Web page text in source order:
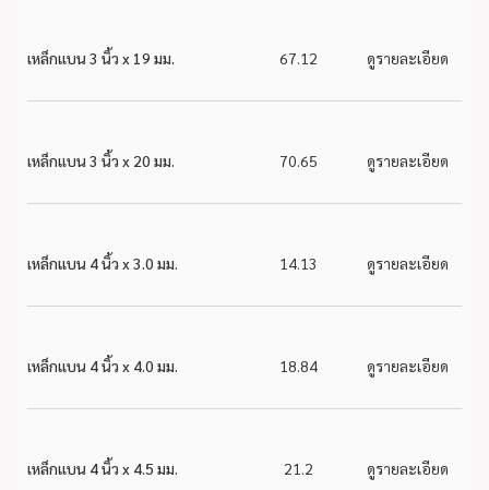
เหล็กแบน 3 นิ้ว x 19 มม. 67.12 ดูรายละเอียด
เหล็กแบน 3 นิ้ว x 20 มม. 70.65 ดูรายละเอียด
เหล็กแบน 4 นิ้ว x 3.0 มม. 14.13 ดูรายละเอียด
เหล็กแบน 4 นิ้ว x 4.0 มม. 18.84 ดูรายละเอียด
เหล็กแบน 4 นิ้ว x 4.5 มม. 21.2 ดูรายละเอียด